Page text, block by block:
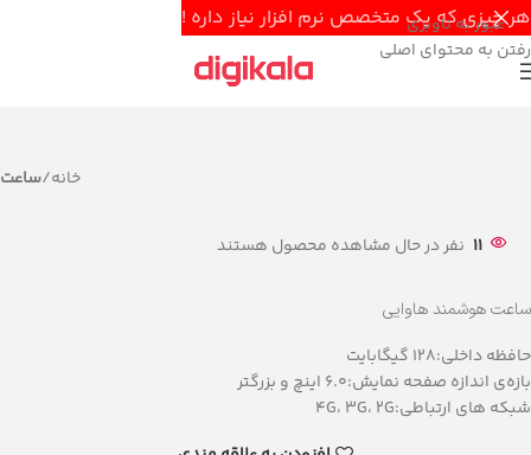
عبور به ناوبری
رفتن به محتوای اصلی
خانه ساعت
11 نفر در حال مشاهده محصول هستند
ساعت هوشمند هاوایی
حافظه داخلی:128 گیگابایت
بازه‌ی اندازه صفحه نمایش:6.0 اینچ و بزرگتر
شبکه های ارتباطی:4G، 3G، 2G
هر چیزی که یک متخصص نرم افزار نیاز داره !